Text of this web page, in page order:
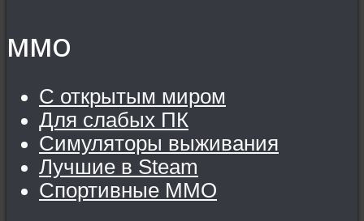
MMO
С открытым миром
Для слабых ПК
Симуляторы выживания
Лучшие в Steam
Спортивные MMO